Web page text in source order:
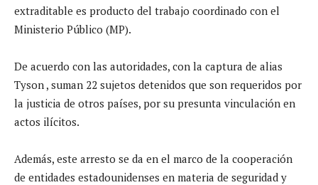
extraditable es producto del trabajo coordinado con el
Ministerio Público (MP).
De acuerdo con las autoridades, con la captura de alias
Tyson , suman 22 sujetos detenidos que son requeridos por
la justicia de otros países, por su presunta vinculación en
actos ilícitos.
Además, este arresto se da en el marco de la cooperación
de entidades estadounidenses en materia de seguridad y